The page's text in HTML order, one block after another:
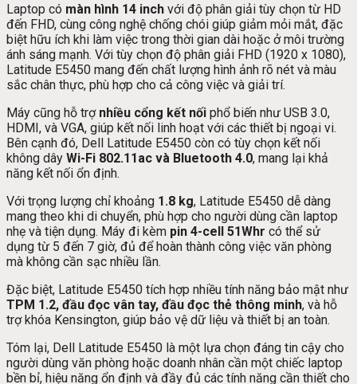
Laptop có màn hình 14 inch với độ phân giải tùy chọn từ HD
đến FHD, cùng công nghệ chống chói giúp giảm mỏi mắt, đặc
biệt hữu ích khi làm việc trong thời gian dài hoặc ở môi trường
ánh sáng mạnh. Với tùy chọn độ phân giải FHD (1920 x 1080),
Latitude E5450 mang đến chất lượng hình ảnh rõ nét và màu
sắc chân thực, phù hợp cho cả công việc và giải trí.
Máy cũng hỗ trợ nhiều cổng kết nối phổ biến như USB 3.0,
HDMI, và VGA, giúp kết nối linh hoạt với các thiết bị ngoại vi.
Bên cạnh đó, Dell Latitude E5450 còn có tùy chọn kết nối
không dây Wi-Fi 802.11ac và Bluetooth 4.0, mang lại khả
năng kết nối ổn định.
Với trọng lượng chỉ khoảng 1.8 kg, Latitude E5450 dễ dàng
mang theo khi di chuyển, phù hợp cho người dùng cần laptop
nhẹ và tiện dụng. Máy đi kèm pin 4-cell 51Whr có thể sử
dụng từ 5 đến 7 giờ, đủ để hoàn thành công việc văn phòng
mà không cần sạc nhiều lần.
Đặc biệt, Latitude E5450 tích hợp nhiều tính năng bảo mật như
TPM 1.2, đầu đọc vân tay, đầu đọc thẻ thông minh, và hỗ
trợ khóa Kensington, giúp bảo vệ dữ liệu và thiết bị an toàn.
Tóm lại, Dell Latitude E5450 là một lựa chọn đáng tin cậy cho
người dùng văn phòng hoặc doanh nhân cần một chiếc laptop
bền bỉ, hiệu năng ổn định và đầy đủ các tính năng cần thiết cho